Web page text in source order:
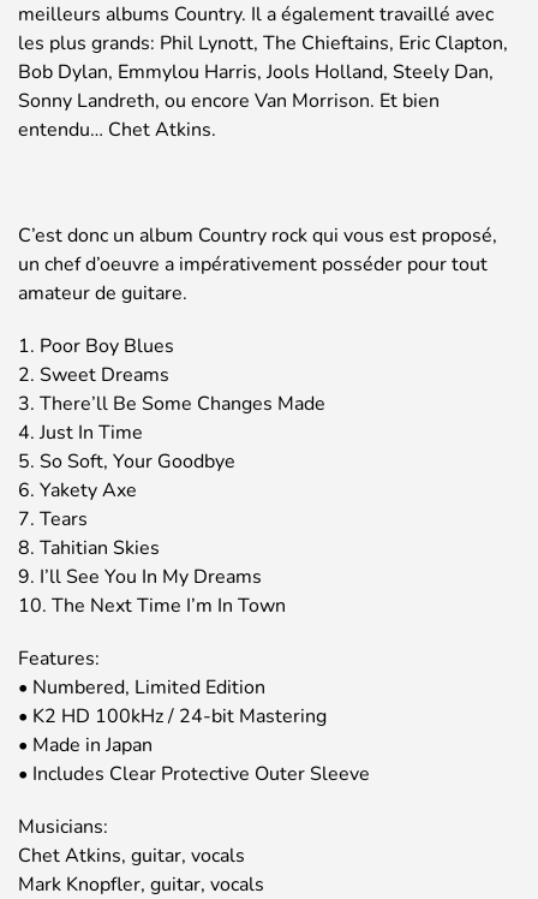
meilleurs albums Country. Il a également travaillé avec
les plus grands: Phil Lynott, The Chieftains, Eric Clapton,
Bob Dylan, Emmylou Harris, Jools Holland, Steely Dan,
Sonny Landreth, ou encore Van Morrison. Et bien
entendu… Chet Atkins.
C’est donc un album Country rock qui vous est proposé,
un chef d’oeuvre a impérativement posséder pour tout
amateur de guitare.
1. Poor Boy Blues
2. Sweet Dreams
3. There’ll Be Some Changes Made
4. Just In Time
5. So Soft, Your Goodbye
6. Yakety Axe
7. Tears
8. Tahitian Skies
9. I’ll See You In My Dreams
10. The Next Time I’m In Town
Features:
• Numbered, Limited Edition
• K2 HD 100kHz / 24-bit Mastering
• Made in Japan
• Includes Clear Protective Outer Sleeve
Musicians:
Chet Atkins, guitar, vocals
Mark Knopfler, guitar, vocals